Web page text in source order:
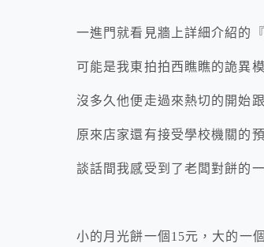
一進門就看見牆上詳細介紹的
可能是我東拍拍西瞧瞧的詭異
沒多久他便走過來熱切的開始
原來店家還有接受學校機關的
談話間我感受到了老闆對餅的
小的月光餅一個15元，大的一